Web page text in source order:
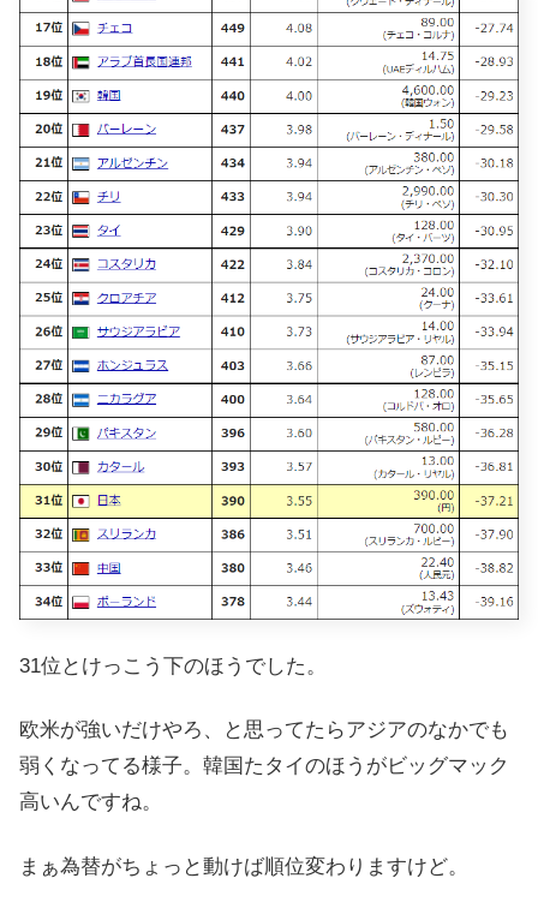
31位とけっこう下のほうでした。
欧米が強いだけやろ、と思ってたらアジアのなかでも
弱くなってる様子。韓国たタイのほうがビッグマック
高いんですね。
まぁ為替がちょっと動けば順位変わりますけど。